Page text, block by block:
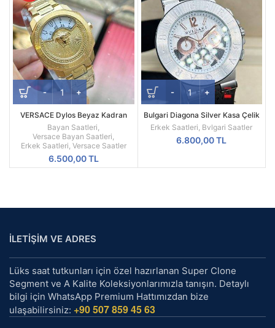
VERSACE Dylos Beyaz Kadran
Sarı Kasa
Bayan Saatleri,
Versace Bayan Saatleri,
Erkek Saatleri, Versace Saatler
6.500,00TL
Bulgari Diagona Silver Kasa Çelik
Besel Replika Erkek Kol Saati
Erkek Saatleri, Bvlgari Saatler
6.800,00TL
İLETİŞİM VE ADRES
Lüks saat tutkunları için özel hazırlanan Super Clone
Segment ve A Kalite Koleksiyonlarımızla tanışın. Detaylı
bilgi için WhatsApp Premium Hattımızdan bize
ulaşabilirsiniz: +90 507 859 45 63